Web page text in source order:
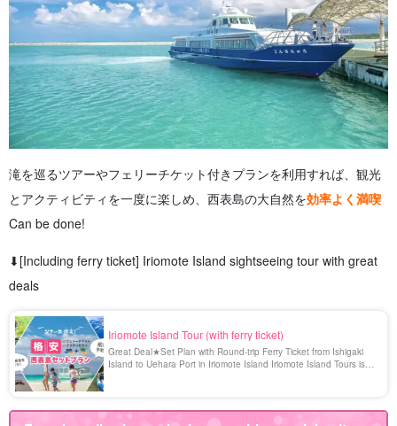
滝を巡るツアーやフェリーチケット付きプランを利用すれば、観光
とアクティビティを一度に楽しめ、西表島の大自然を効率よく満喫
Can be done!
⬇︎[Including ferry ticket] Iriomote Island sightseeing tour with great
deals
Iriomote Island Tour (with ferry ticket)
Great Deal★Set Plan with Round-trip Ferry Ticket from Ishigaki
Island to Uehara Port in Iriomote Island Iriomote Island Tours is
[...].